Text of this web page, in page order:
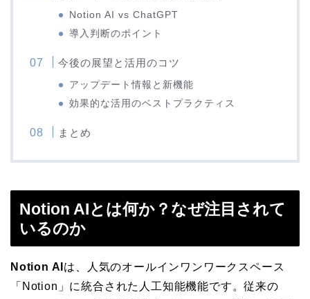
Notion AI vs ChatGPT
導入判断のポイント
今後の展望と活用のコツ
アップデート情報と新機能
効果的な活用のベストプラクティス
まとめ
Notion AIとは何か？なぜ注目されて
いるのか
Notion AI は、人気のオールインワンワークスペース
「Notion」に統合された人工知能機能です。従来の